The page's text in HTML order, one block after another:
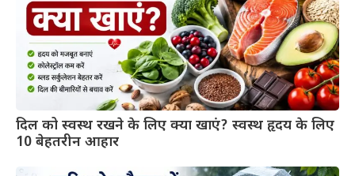
दिल को स्वस्थ रखने के लिए क्या खाएं? स्वस्थ हृदय के लिए
10 बेहतरीन आहार